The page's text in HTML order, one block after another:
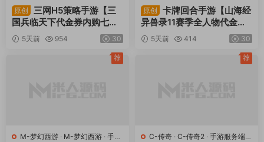
下· 手游服务端·页游服务端
原创
三网H5策略手游【三
国兵临天下代金券内购七合
修复版】Linux手工服务端
+管理后台+GM授权后台
+简易安卓客户端+视频架设
5天前 954 30
原创
卡牌回合手游【山海经
异兽录11赛季全人物代金券
内购版】Win一键服务端+授
权GM后台+管理后台+热更
修改工具+安卓+视频架设教
5天前 414 30
M-梦幻西游 · M-梦幻西游 · 手游
荐
C-传奇 · C-传奇2 · 手游服务端·
荐